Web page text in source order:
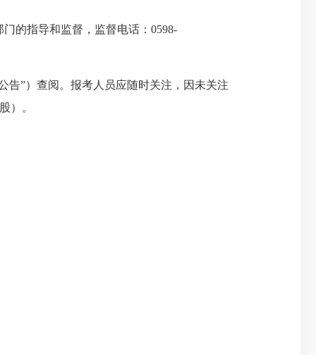
的指导和监督，监督电话： 0598-
”）查阅。报考人员应随时关注，因未关注
）。